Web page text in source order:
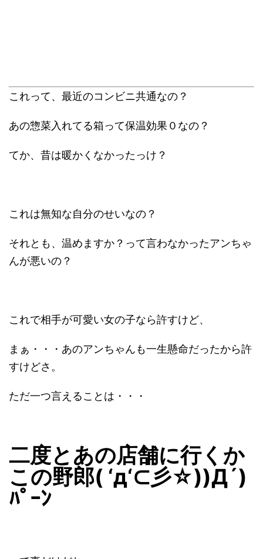
これって、最近のコンビニ共通なの？
あの惣菜入れてる箱って保温効果０なの？
てか、昔は暖かくなかったっけ？
これは無知な自分のせいなの？
それとも、温めますか？って言わなかったアンちゃ
んが悪いの？
これで相手が可愛い女の子なら許すけど、
まぁ・・・あのアンちゃんも一生懸命だったから許
すけどさ。
ただ一つ言えることは・・・
二度とあの店舗に行くか
この野郎( ‘д‘⊂彡☆))Д´)
ﾊﾟｰﾝ